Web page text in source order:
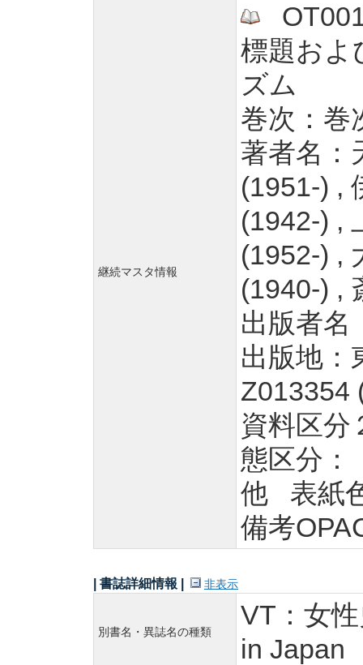
継続マスタ情報
標題およ
ズム
巻次：巻
著者名：
(1951-) ,
(1942-) ,
(1952-) ,
(1940-) ,
出版者名
出版地：
Z013354
資料区
態区分
他 表紙
備考
| 書誌詳細情報 | 非表示
別書名・異誌名の種類
VT：女
in Japan